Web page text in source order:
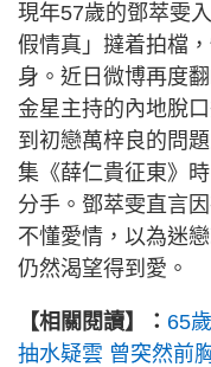
現年57歲的鄧萃雯
假情真」撻着拍檔
身。近日微博再度
金星主持的內地脫
到初戀萬梓良的問
集《薛仁貴征東》
分手。鄧萃雯直言
不懂愛情，以為迷
仍然渴望得到愛。
【相關閱讀】： 65
抽水疑雲 曾突然前